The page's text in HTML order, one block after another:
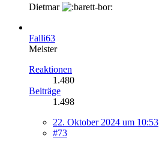
Dietmar
Falli63
Meister
Reaktionen
1.480
Beiträge
1.498
22. Oktober 2024 um 10:53
#73